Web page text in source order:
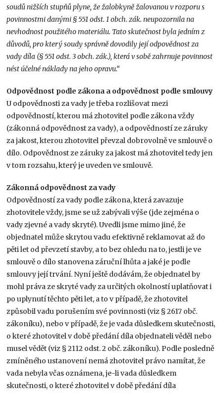
soudů nižších stupňů plyne, že žalobkyně žalovanou v rozporu s
povinnostmi danými § 551 odst. 1 obch. zák. neupozornila na
nevhodnost použitého materiálu. Tato skutečnost byla jedním z
důvodů, pro který soudy správně dovodily její odpovědnost za
vady díla (§ 551 odst. 3 obch. zák.), která v sobě zahrnuje povinnost
nést účelné náklady na jeho opravu.“
Odpovědnost podle zákona a odpovědnost podle smlouvy
U odpovědnosti za vady je třeba rozlišovat mezi
odpovědností, kterou má zhotovitel podle zákona vždy
(zákonná odpovědnost za vady), a odpovědností ze záruky
za jakost, kterou zhotovitel převzal dobrovolně ve smlouvě o
dílo. Odpovědnost ze záruky za jakost má zhotovitel tedy jen
v tom rozsahu, který je uveden ve smlouvě.
Zákonná odpovědnost za vady
Odpovědností za vady podle zákona, která zavazuje
zhotovitele vždy, jsme se už zabývali výše (jde zejména o
vady zjevné a vady skryté). Uvedli jsme mimo jiné, že
objednatel může skrytou vadu efektivně reklamovat až do
pěti let od převzetí stavby, a to bez ohledu na to, jestli je ve
smlouvě o dílo stanovena záruční lhůta a jaké je podle
smlouvy její trvání. Nyní ještě dodávám, že objednatel by
mohl práva ze skryté vady za určitých okolností uplatňovat i
po uplynutí těchto pěti let, a to v případě, že zhotovitel
způsobil vadu porušením své povinnosti (viz § 2617 obč.
zákoníku), nebo v případě, že je vada důsledkem skutečnosti,
o které zhotovitel v době předání díla objednateli věděl nebo
musel vědět (viz § 2112 odst. 2 obč. zákoníku). Podle posledně
zmíněného ustanovení nemá zhotovitel právo namítat, že
vada nebyla včas oznámena, je-li vada důsledkem
skutečnosti, o které zhotovitel v době předání díla